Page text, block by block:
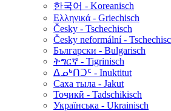
한국어 - Koreanisch
Ελληνικά - Griechisch
Česky - Tschechisch
Česky neformální -
Български - Bulgarisch
ትግርኛ - Tigrinisch
ᐃᓄᒃᑎᑐᑦ - Inuktitut
Саха тыла - Jakut
Тоҷикӣ - Tadschikisch
Українська - Ukrainisch